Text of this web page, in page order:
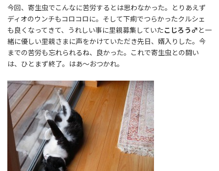
今回、寄生虫でこんなに苦労するとは思わなかった。とりあえず
ディオのウンチもコロコロに。そして下痢でつらかったクルシェ
も良くなってきて、うれしい事に里親募集していた こじろう♂ と一
緒に優しい里親さまに声をかけていただき先日、婿入りした。今
までの苦労も忘れられるね、良かった。これで寄生虫との闘い
は、ひとまず終了。はあ～おつかれ。